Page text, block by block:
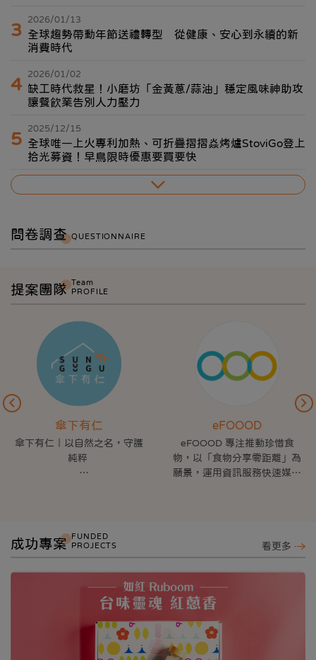
3
2026/01/13
全球趨勢帶動年節送禮轉型 從健康、安心到永續的新
消費時代
4
2026/01/02
缺工時代救星！小磨坊「金黃蔥/蒜油」穩定風味神助攻
讓餐飲業告別人力壓力
5
2025/12/15
全球唯一上火專利加熱、可折疊摺摺焱烤爐StoviGo登上
拾光募資！早鳥限時優惠要買要快
問卷調查QUESTIONNAIRE
提案團隊Team
PROFILE
傘下有仁
傘下有仁｜以自然之名，守護
純粹
學添加，不進行人工改造，只
願每一片葉子、每一粒種子，
從菇類批發起家，我們聆聽萬
物的呢喃，堅持用愛與自然共
生，讓稻穗搖曳、茶園熟成，
讓蜻蜓歸鄉，見證這片土地的
eFOOOD
eFOOOD 專注推動珍惜食
物，以「食物分享零距離」為
願景，運用資訊服務快速媒合
1. 食物分享地圖：媒合食物捐
優惠價銷售或捐贈打烊前餐
點，惜食環保減少浪費。
3. 惜食桌遊《我吃完了！》：
透過遊戲機制，設計惜食教
材，推動惜食教育，啟發孩子
成功專案FUNDED
PROJECTS
看更多